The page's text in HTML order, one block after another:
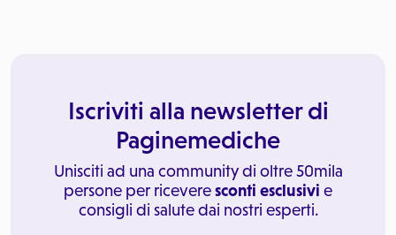
Iscriviti alla newsletter di
Paginemediche
Unisciti ad una community di oltre 50mila
persone per riceveresconti esclusivi e
consigli di salute dai nostri esperti.